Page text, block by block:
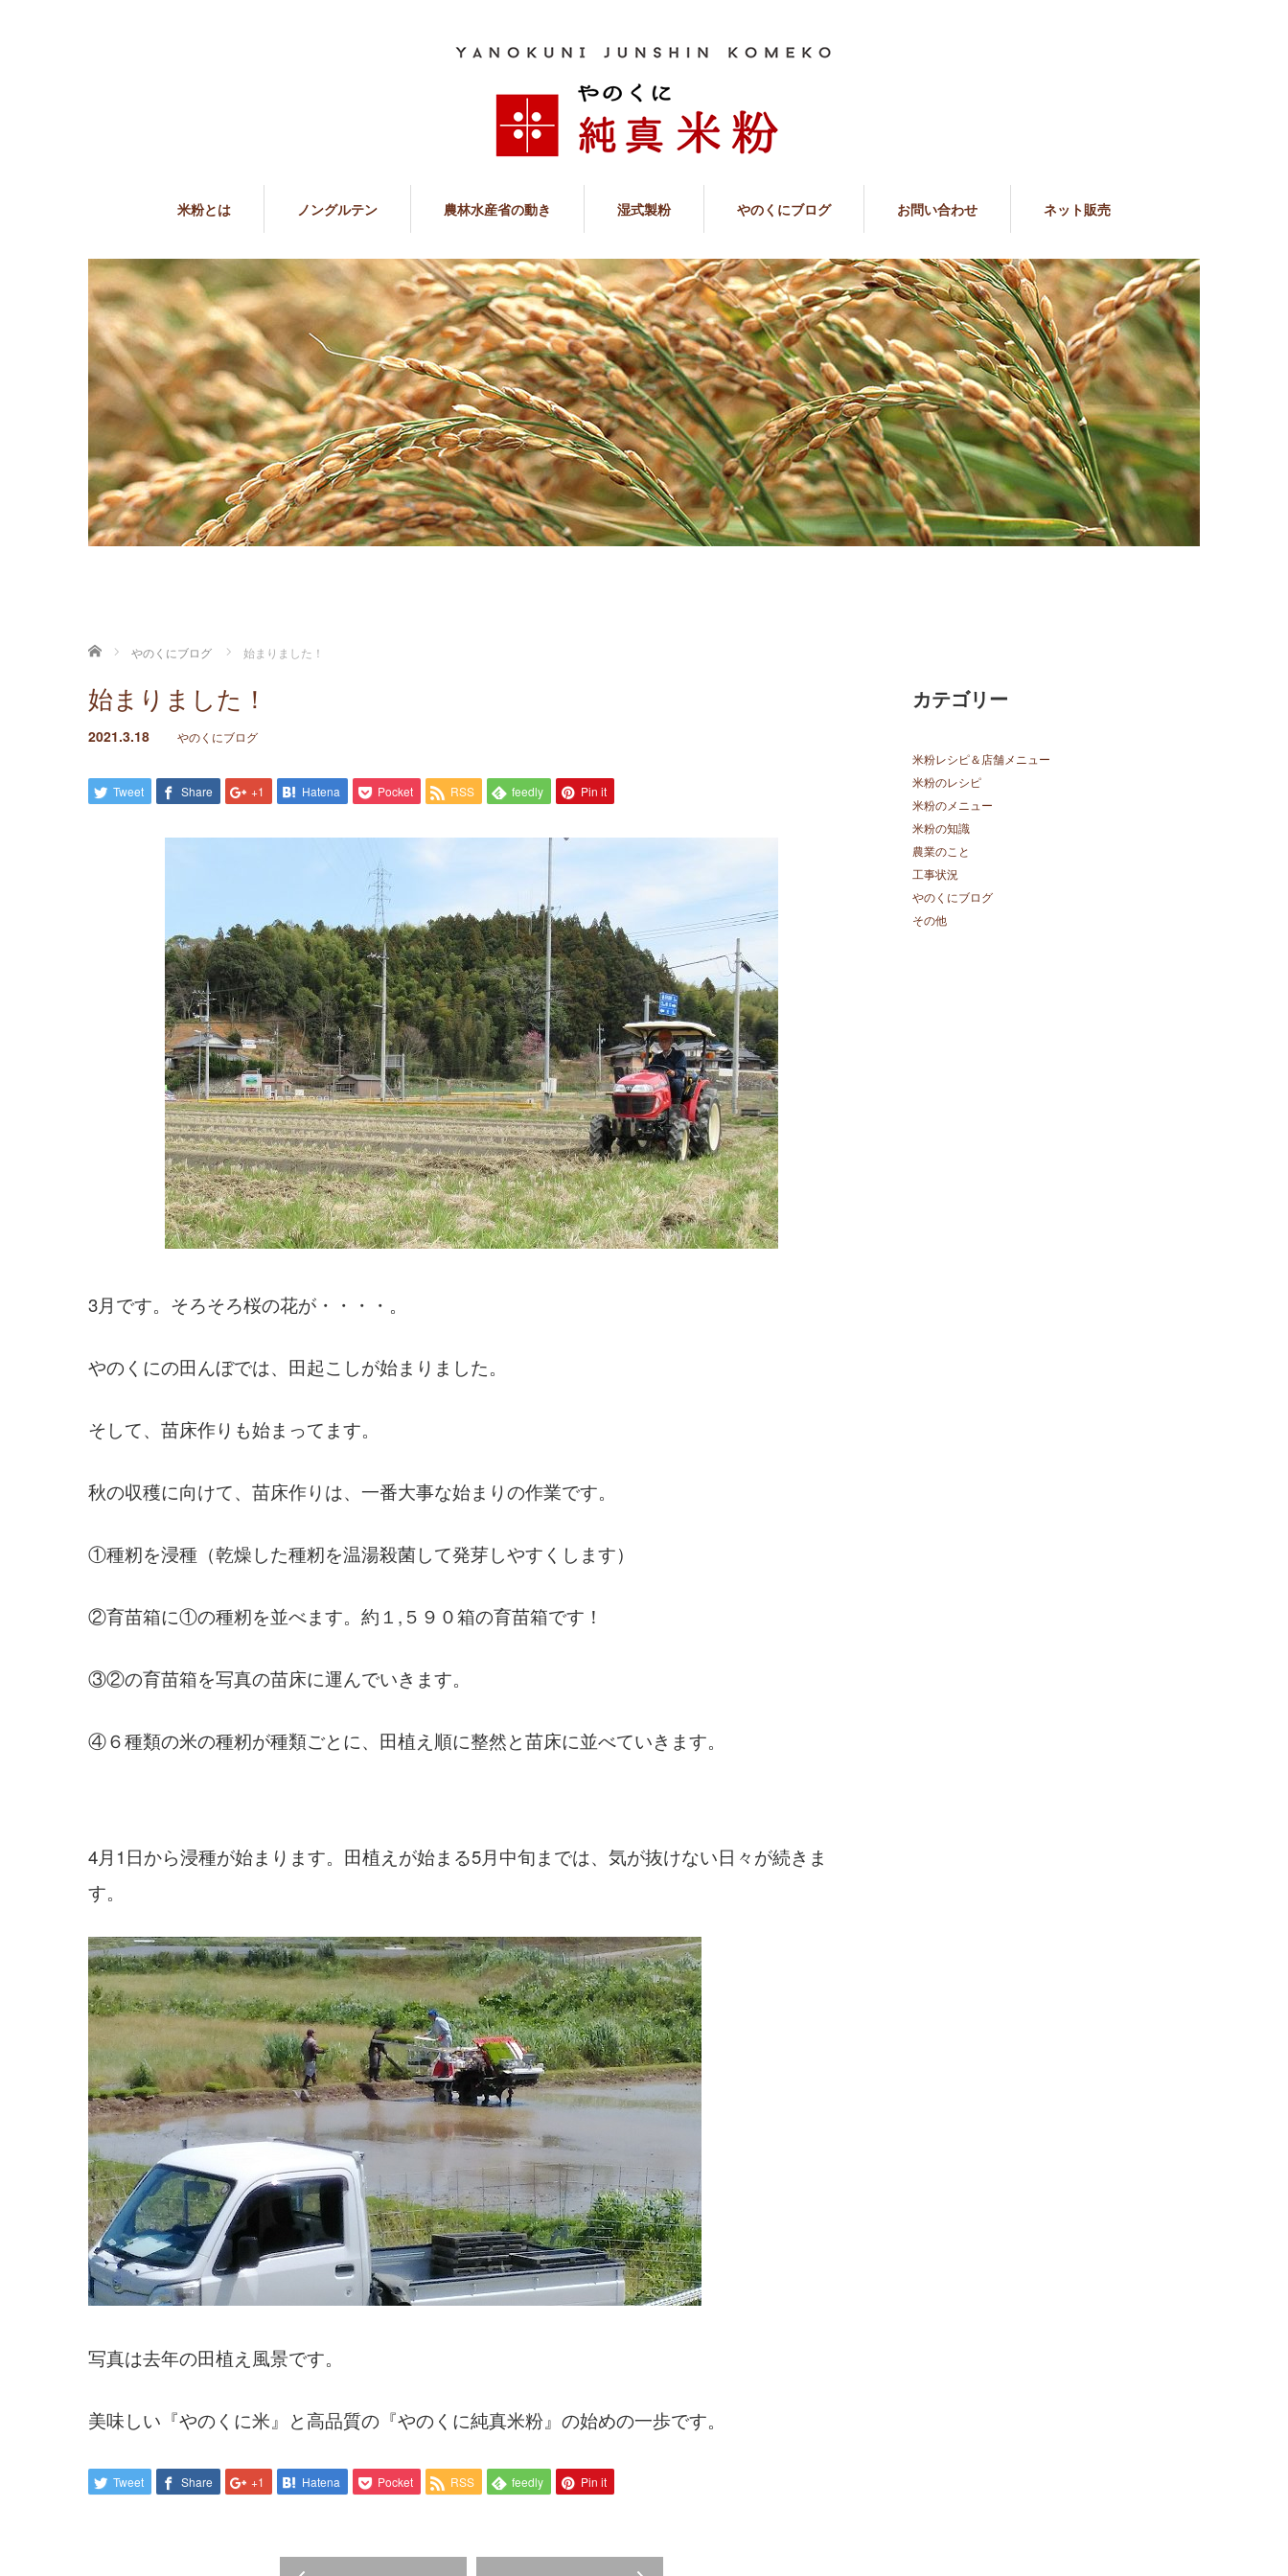
米粉とは ノングルテン 農林水産省の動き 湿式製粉 やのくにブログ お問い合わせ ネット販売
ホーム やのくにブログ 始まりました！
始まりました！
2021.3.18 やのくにブログ
Tweet Share +1 Hatena Pocket RSS feedly Pin it
3月です。そろそろ桜の花が・・・・。
やのくにの田んぼでは、田起こしが始まりました。
そして、苗床作りも始まってます。
秋の収穫に向けて、苗床作りは、一番大事な始まりの作業です。
①種籾を浸種（乾燥した種籾を温湯殺菌して発芽しやすくします）
②育苗箱に①の種籾を並べます。約１,５９０箱の育苗箱です！
③②の育苗箱を写真の苗床に運んでいきます。
④６種類の米の種籾が種類ごとに、田植え順に整然と苗床に並べていきます。
4月1日から浸種が始まります。田植えが始まる5月中旬までは、気が抜けない日々が続きま
す。
写真は去年の田植え風景です。
美味しい『やのくに米』と高品質の『やのくに純真米粉』の始めの一歩です。
Tweet Share +1 Hatena Pocket RSS feedly Pin it
カテゴリー
米粉レシピ＆店舗メニュー
米粉のレシピ
米粉のメニュー
米粉の知識
農業のこと
工事状況
やのくにブログ
その他